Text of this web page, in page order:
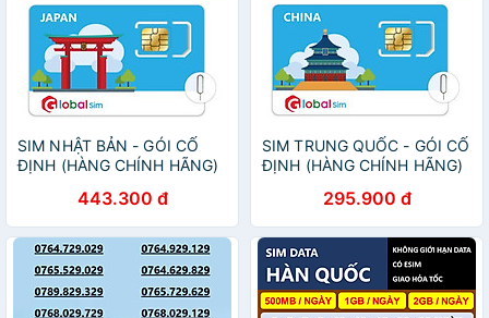
SIM NHẬT BẢN - GÓI CỐ
ĐỊNH (HÀNG CHÍNH HÃNG)
443.300 đ
SIM TRUNG QUỐC - GÓI CỐ
ĐỊNH (HÀNG CHÍNH HÃNG)
295.900 đ